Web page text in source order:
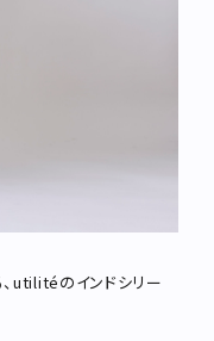
utilitéのインドシリー